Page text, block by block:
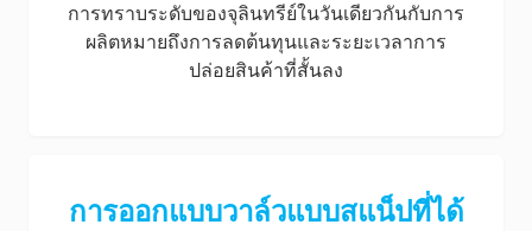
การทราบระดับของจุลินทรีย์ในวันเดียวกันกับการ
ผลิตหมายถึงการลดต้นทุนและระยะเวลาการ
ปล่อยสินค้าที่สั้นลง
การออกแบบวาล์วแบบสแน็ปที่ได้